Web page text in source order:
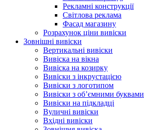
Рекламні конструкції
Світлова реклама
Фасад магазину
Розрахунок ціни вивіски
Зовнішні вивіски
Вертикальні вивіски
Вивіска на вікна
Вивіска на козирку
Вивіски з інкрустацією
Вивіски з логотипом
Вивіски з об’ємними буквами
Вивіски на підкладці
Вуличні вивіски
Вхідні вивіски